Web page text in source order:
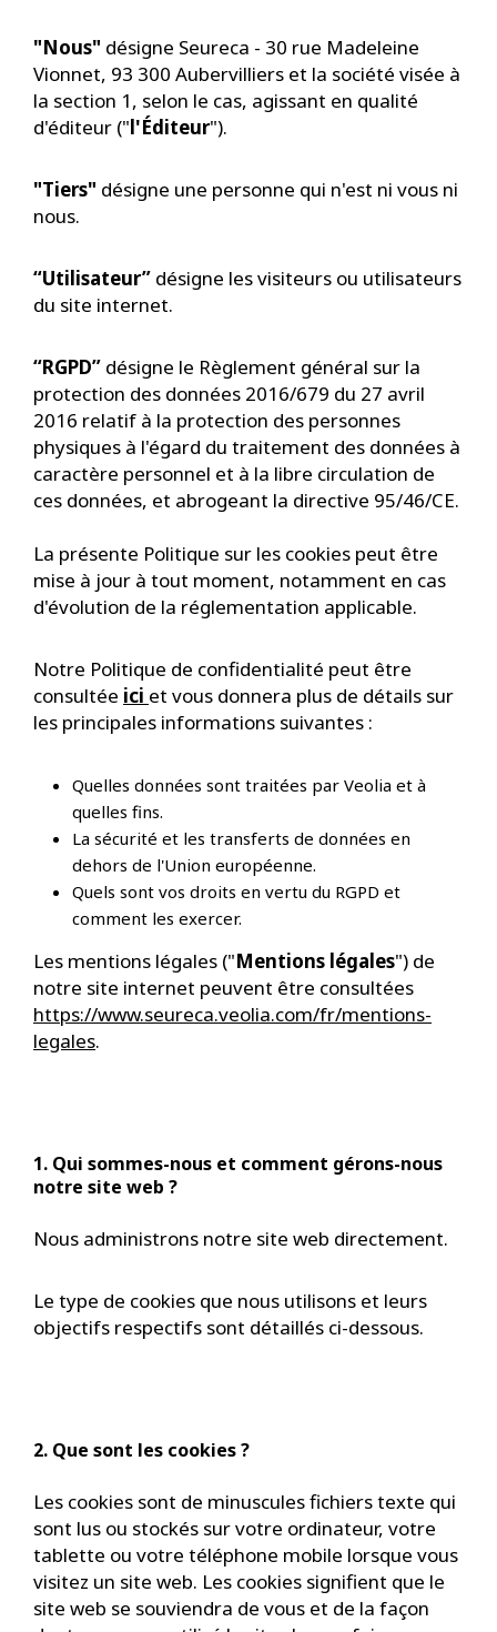
"Nous" désigne Seureca - 30 rue Madeleine
Vionnet, 93 300 Aubervilliers et la société visée à
la section 1, selon le cas, agissant en qualité
d'éditeur ("l'Éditeur").
"Tiers" désigne une personne qui n'est ni vous ni
nous.
“Utilisateur” désigne les visiteurs ou utilisateurs
du site internet.
“RGPD” désigne le Règlement général sur la
protection des données 2016/679 du 27 avril
2016 relatif à la protection des personnes
physiques à l'égard du traitement des données à
caractère personnel et à la libre circulation de
ces données, et abrogeant la directive 95/46/CE.
La présente Politique sur les cookies peut être
mise à jour à tout moment, notamment en cas
d'évolution de la réglementation applicable.
Notre Politique de confidentialité peut être
consultée ici et vous donnera plus de détails sur
les principales informations suivantes :
Quelles données sont traitées par Veolia et à
quelles fins.
La sécurité et les transferts de données en
dehors de l'Union européenne.
Quels sont vos droits en vertu du RGPD et
comment les exercer.
Les mentions légales ("Mentions légales") de
notre site internet peuvent être consultées
https://www.seureca.veolia.com/fr/mentions-
legales.
1. Qui sommes-nous et comment gérons-nous
notre site web ?
Nous administrons notre site web directement.
Le type de cookies que nous utilisons et leurs
objectifs respectifs sont détaillés ci-dessous.
2. Que sont les cookies ?
Les cookies sont de minuscules fichiers texte qui
sont lus ou stockés sur votre ordinateur, votre
tablette ou votre téléphone mobile lorsque vous
visitez un site web. Les cookies signifient que le
site web se souviendra de vous et de la façon